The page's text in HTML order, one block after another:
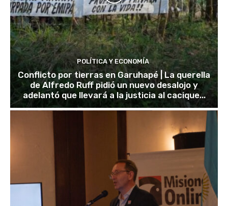
POLÍTICA Y ECONOMÍA
Conflicto por tierras en Garuhapé | La querella
de Alfredo Ruff pidió un nuevo desalojo y
adelantó que llevará a la justicia al cacique...